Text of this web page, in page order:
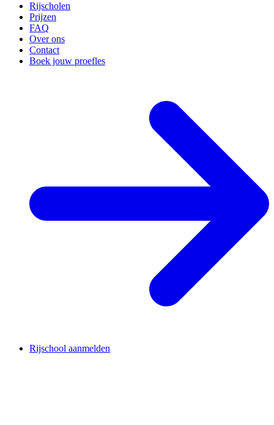
Rijscholen
Prijzen
FAQ
Over ons
Contact
Boek jouw proefles
Rijschool aanmelden